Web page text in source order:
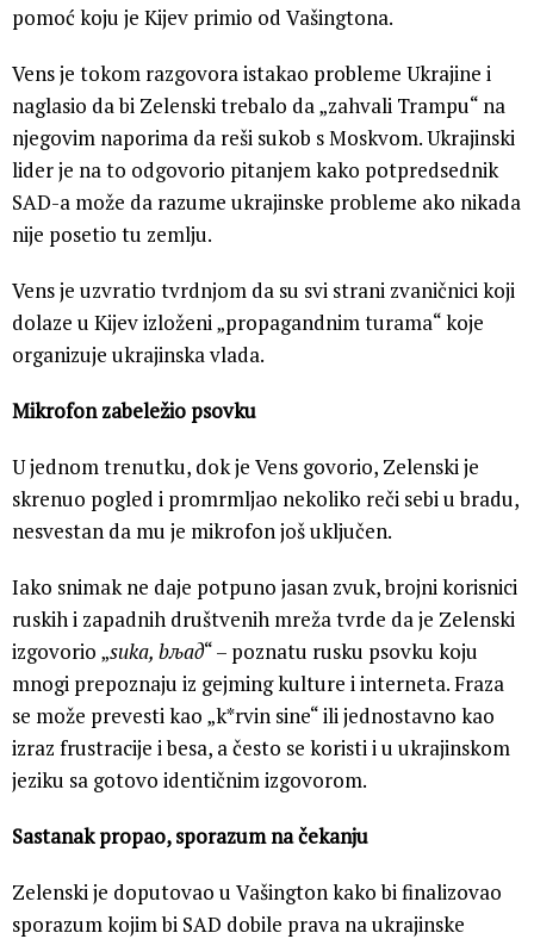
pomoć koju je Kijev primio od Vašingtona.
Vens je tokom razgovora istakao probleme Ukrajine i
naglasio da bi Zelenski trebalo da „zahvali Trampu“ na
njegovim naporima da reši sukob s Moskvom. Ukrajinski
lider je na to odgovorio pitanjem kako potpredsednik
SAD-a može da razume ukrajinske probleme ako nikada
nije posetio tu zemlju.
Vens je uzvratio tvrdnjom da su svi strani zvaničnici koji
dolaze u Kijev izloženi „propagandnim turama“ koje
organizuje ukrajinska vlada.
Mikrofon zabeležio psovku
U jednom trenutku, dok je Vens govorio, Zelenski je
skrenuo pogled i promrmljao nekoliko reči sebi u bradu,
nesvestan da mu je mikrofon još uključen.
Iako snimak ne daje potpuno jasan zvuk, brojni korisnici
ruskih i zapadnih društvenih mreža tvrde da je Zelenski
izgovorio „suka, bљaд“ – poznatu rusku psovku koju
mnogi prepoznaju iz gejming kulture i interneta. Fraza
se može prevesti kao „k*rvin sine“ ili jednostavno kao
izraz frustracije i besa, a često se koristi i u ukrajinskom
jeziku sa gotovo identičnim izgovorom.
Sastanak propao, sporazum na čekanju
Zelenski je doputovao u Vašington kako bi finalizovao
sporazum kojim bi SAD dobile prava na ukrajinske